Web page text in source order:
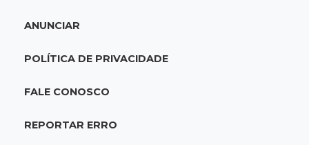
ligada a laboratório ilegal
Suspeitos de ocupar avião interceptado pela
ANUNCIAR
POLÍTICA DE PRIVACIDADE
FALE CONOSCO
REPORTAR ERRO